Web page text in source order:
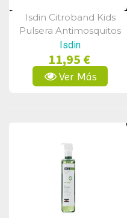
Vista Rápida
Isdin Citroband Kids
Pulsera Antimosquitos
Spiderman
Isdin
11,95 €
Ver Más